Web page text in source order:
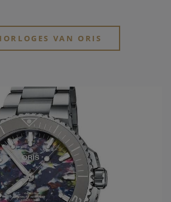
maakt. Een mechanisch
en tot ver in de toekomst zullen
geschiedenis en erfgoed - en we
we nieuwe uurwerken en
ontwikkelen. Een horloge van
mee te gaan en een leven lang
VAN ORIS